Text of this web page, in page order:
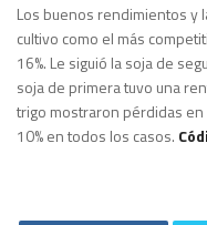
Los buenos rendimientos y
cultivo como el más
16%. Le siguió la soja de
soja de primera tuvo una
trigo mostraron pérdidas
10% en todos los casos.